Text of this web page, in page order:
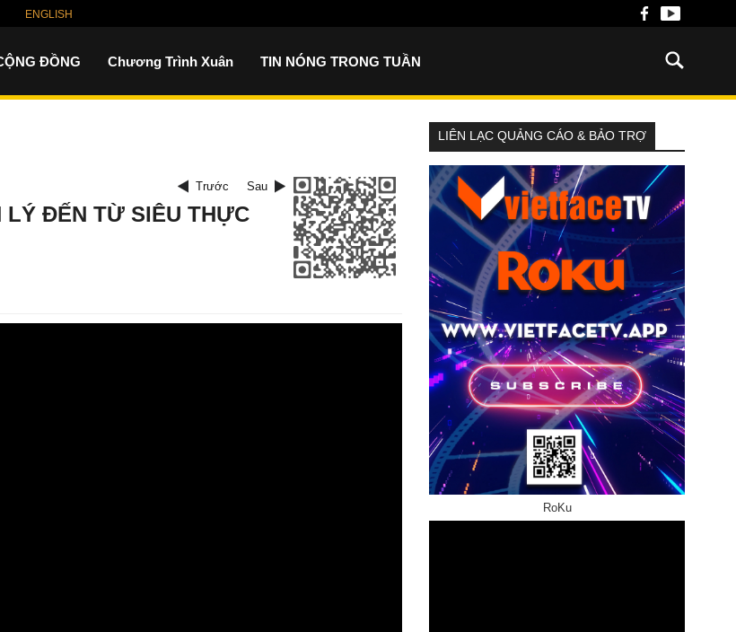
ENGLISH
ĐỒNG Chương Trình Xuân TIN NÓNG TRONG TUẦN
Trước Sau
LÝ ĐẾN TỪ SIÊU THỰC
LIÊN LẠC QUẢNG CÁO & BẢO TRỢ
RoKu